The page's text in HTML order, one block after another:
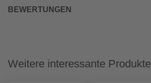
BEWERTUNGEN
Weitere interessante Produkte